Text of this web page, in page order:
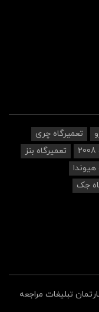
تعمیرگاه چری
تعمیرگاه بنز
هیوندا
جک
تبلیغات مراجعه